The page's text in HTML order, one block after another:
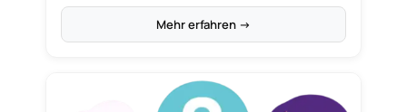
Mehr erfahren →